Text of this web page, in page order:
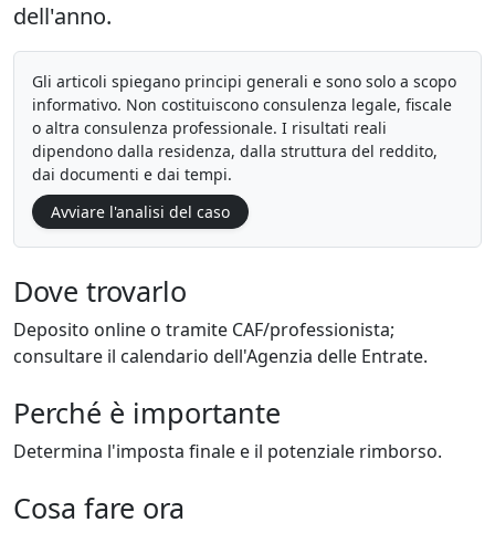
dell'anno.
Gli articoli spiegano principi generali e sono solo a scopo
informativo. Non costituiscono consulenza legale, fiscale
o altra consulenza professionale. I risultati reali
dipendono dalla residenza, dalla struttura del reddito,
dai documenti e dai tempi.
Avviare l'analisi del caso
Dove trovarlo
Deposito online o tramite CAF/professionista;
consultare il calendario dell'Agenzia delle Entrate.
Perché è importante
Determina l'imposta finale e il potenziale rimborso.
Cosa fare ora